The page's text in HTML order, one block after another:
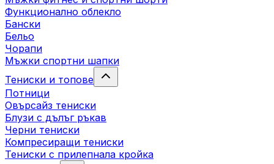
Функционално облекло
Бански
Бельо
Чорапи
Mъжки спортни шапки
Тениски и топове
Потници
Овърсайз тениски
Блузи с дълъг ръкав
Черни тениски
Компресиращи тениски
Тениски с прилепнала кройка